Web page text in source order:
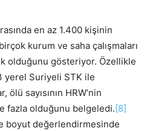
en az 1.400 kişinin
kurum ve saha çalışmaları
olduğunu gösteriyor. Özellikle
yerel Suriyeli STK ile
sayısının HRW’nin
fazla olduğunu belgeledi. [8]
boyut değerlendirmesinde